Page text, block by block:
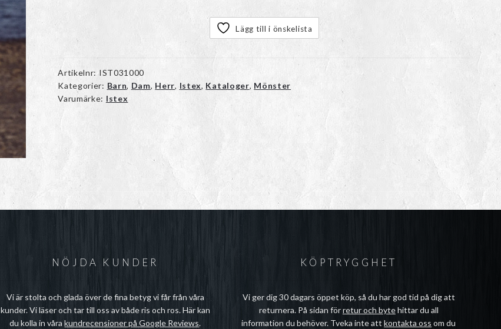
Lägg till i önskelista
Artikelnr: IST031000
Kategorier: Barn, Dam, Herr, Istex, Kataloger, Mönster
Varumärke: Istex
NÖJDA KUNDER
Vi är stolta och glada över de fina betyg vi får från våra
kunder. Vi läser och tar till oss av både ris och ros. Här kan
du kolla in vårakundrecensioner på Google Reviews.
KÖPTRYGGHET
Vi ger dig 30 dagars öppet köp, så du har god tid på dig att
returnera. På sidan förretur och bytehittar du all
information du behöver. Tveka inte attkontakta oss om du